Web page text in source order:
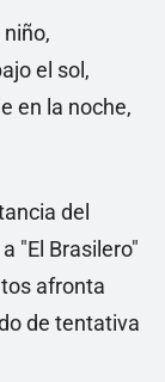
el sol,
en la noche,
del
"El Brasilero"
afronta
de tentativa